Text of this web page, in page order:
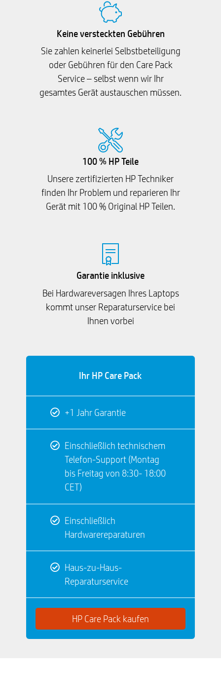
Keine versteckten Gebühren
Sie zahlen keinerlei Selbstbeteiligung
oder Gebühren für den Care Pack
Service – selbst wenn wir Ihr
gesamtes Gerät austauschen müssen.
100 % HP Teile
Unsere zertifizierten HP Techniker
finden Ihr Problem und reparieren Ihr
Gerät mit 100 % Original HP Teilen.
Garantie inklusive
Bei Hardwareversagen Ihres Laptops
kommt unser Reparaturservice bei
Ihnen vorbei
Ihr HP Care Pack
+1 Jahr Garantie
Einschließlich technischem
Telefon-Support (Montag
bis Freitag von 8:30- 18:00
CET)
Einschließlich
Hardwarereparaturen
Haus-zu-Haus-
Reparaturservice
HP Care Pack kaufen